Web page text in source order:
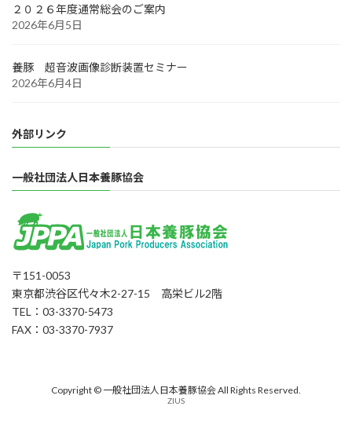
２０２６年度通常総会のご案内
2026年6月5日
養豚 超音波画像診断装置セミナー
2026年6月4日
外部リンク
一般社団法人日本養豚協会
〒151-0053
東京都渋谷区代々木2-27-15 高栄ビル2階
TEL：03-3370-5473
FAX：03-3370-7937
Copyright © 一般社団法人日本養豚協会 All Rights Reserved.
ZIUS